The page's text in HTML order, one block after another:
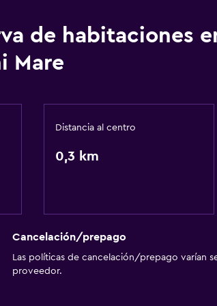
Ventana
Vista al jardín
Espacio de almacenamiento
de habitaciones
Mare
Distancia al centro
0,3 km
Cancelación/prepago
Las políticas de cancelación/prepago varían
proveedor.